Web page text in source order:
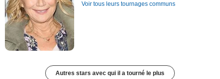
Voir tous leurs tournages communs
Autres stars avec qui il a tourné le plus